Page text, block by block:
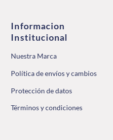
Informacion
Institucional
Nuestra Marca
Política de envíos y cambios
Protección de datos
Términos y condiciones